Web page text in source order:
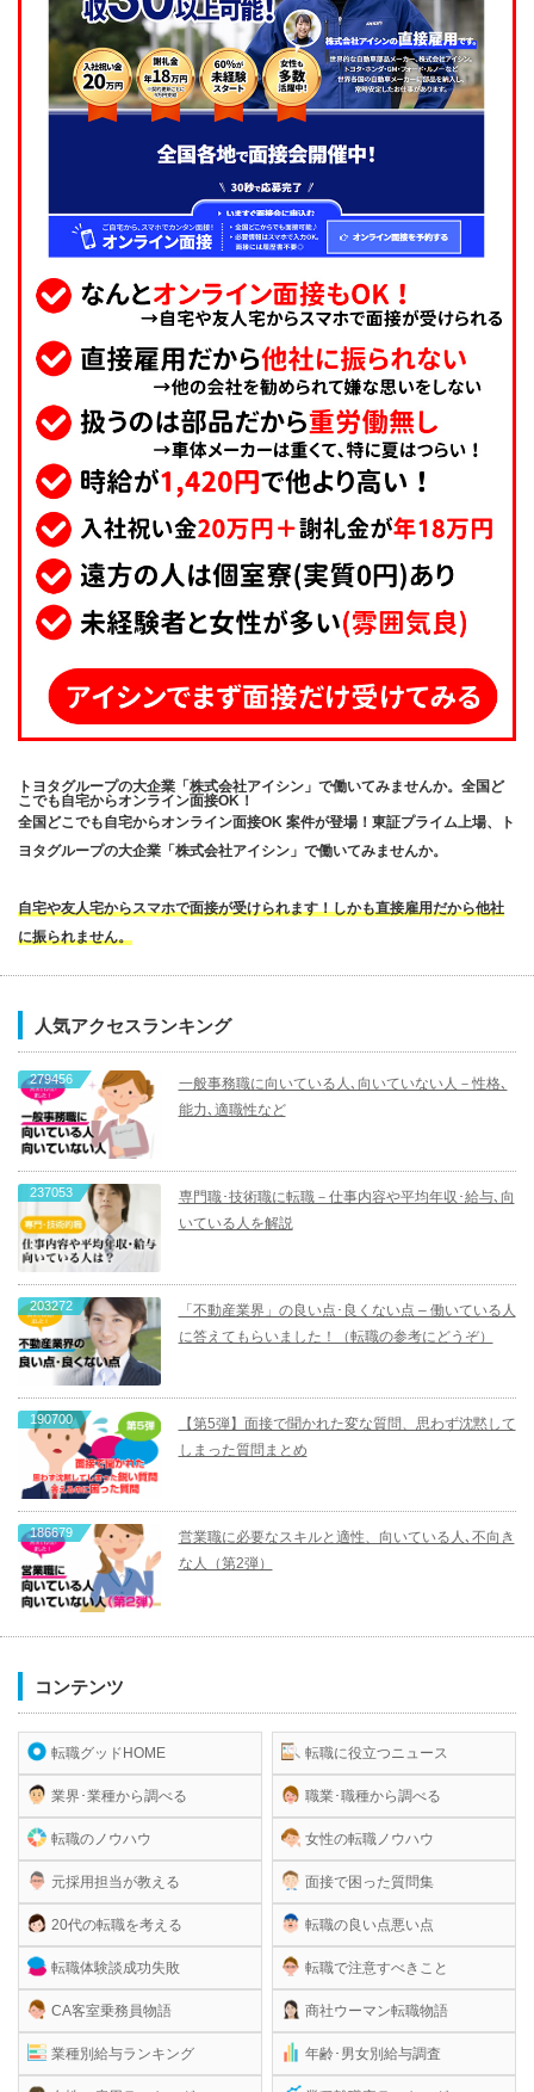
トヨタグループの大企業「株式会社アイシン」で働いてみませんか。全国ど
こでも自宅からオンライン面接OK！
全国どこでも自宅からオンライン面接OK 案件が登場！東証プライム上場、ト
ヨタグループの大企業「株式会社アイシン」で働いてみませんか。
自宅や友人宅からスマホで面接が受けられます！しかも直接雇用だから他社
に振られません。
人気アクセスランキング
279456
一般事務職に向いている人､向いていない人－性格､
能力､適職性など
237053
専門職･技術職に転職－仕事内容や平均年収･給与､向
いている人を解説
203272
「不動産業界」の良い点･良くない点 – 働いている人
に答えてもらいました！（転職の参考にどうぞ）
190700
【第5弾】面接で聞かれた変な質問、思わず沈黙して
しまった質問まとめ
186679
営業職に必要なスキルと適性、向いている人､不向き
な人（第2弾）
コンテンツ
転職グッドHOME
業界･業種から調べる
転職のノウハウ
元採用担当が教える
20代の転職を考える
転職体験談成功失敗
CA客室乗務員物語
業種別給与ランキング
転職に役立つニュース
職業･職種から調べる
女性の転職ノウハウ
面接で困った質問集
転職の良い点悪い点
転職で注意すべきこと
商社ウーマン転職物語
年齢･男女別給与調査